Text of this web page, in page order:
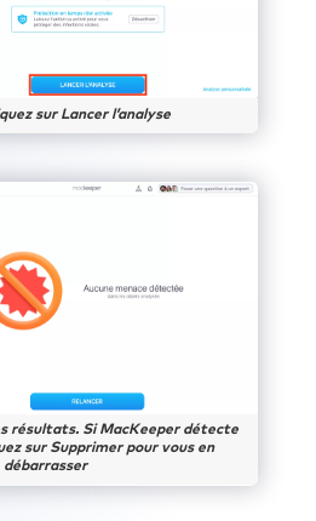
sur Lancer l’analyse
résultats. Si MacKeeper détecte
sur Supprimer pour vous en
débarrasser